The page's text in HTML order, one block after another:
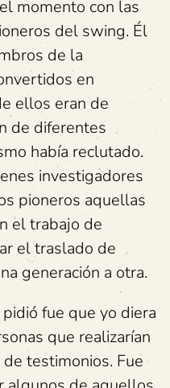
momento con las
del swing. Él
de la
en
ellos eran de
de diferentes
había reclutado.
investigadores
pioneros aquellas
el trabajo de
el traslado de
generación a otra.
fue que yo diera
que realizarían
testimonios. Fue